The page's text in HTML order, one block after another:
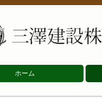
ホーム